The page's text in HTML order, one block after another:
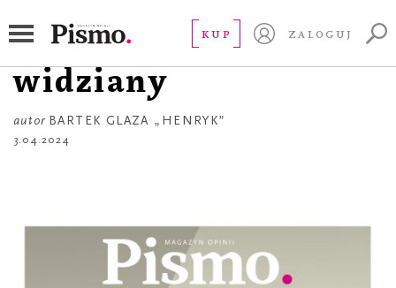
KUP ZALOGUJ
Podatnik mile
widziany
autor BARTEK GLAZA „HENRYK”
3.04.2024